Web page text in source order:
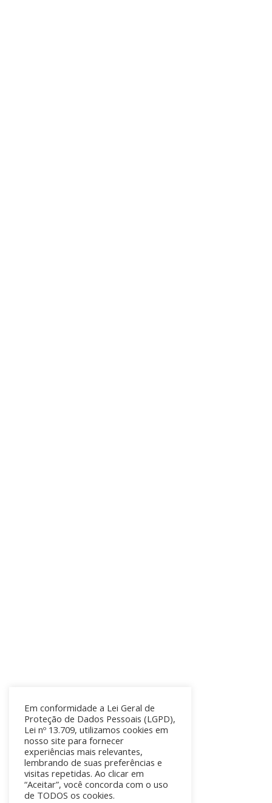
Em conformidade a Lei Geral de
Proteção de Dados Pessoais (LGPD),
Lei nº 13.709, utilizamos cookies em
nosso site para fornecer
experiências mais relevantes,
lembrando de suas preferências e
visitas repetidas. Ao clicar em
“Aceitar”, você concorda com o uso
de TODOS os cookies.